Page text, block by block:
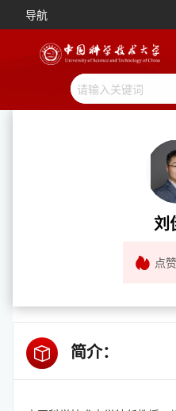
导航
刘
点赞
简介：